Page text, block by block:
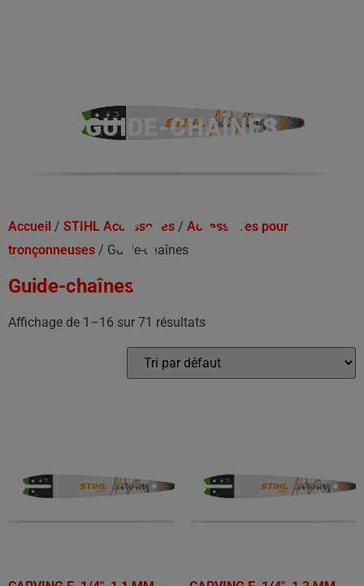
GUIDE-CHAÎNES
Accueil / STIHL Accessoires / Accessoires pour
tronçonneuses / Guide-chaînes
Guide-chaînes
Affichage de 1–16 sur 71 résultats